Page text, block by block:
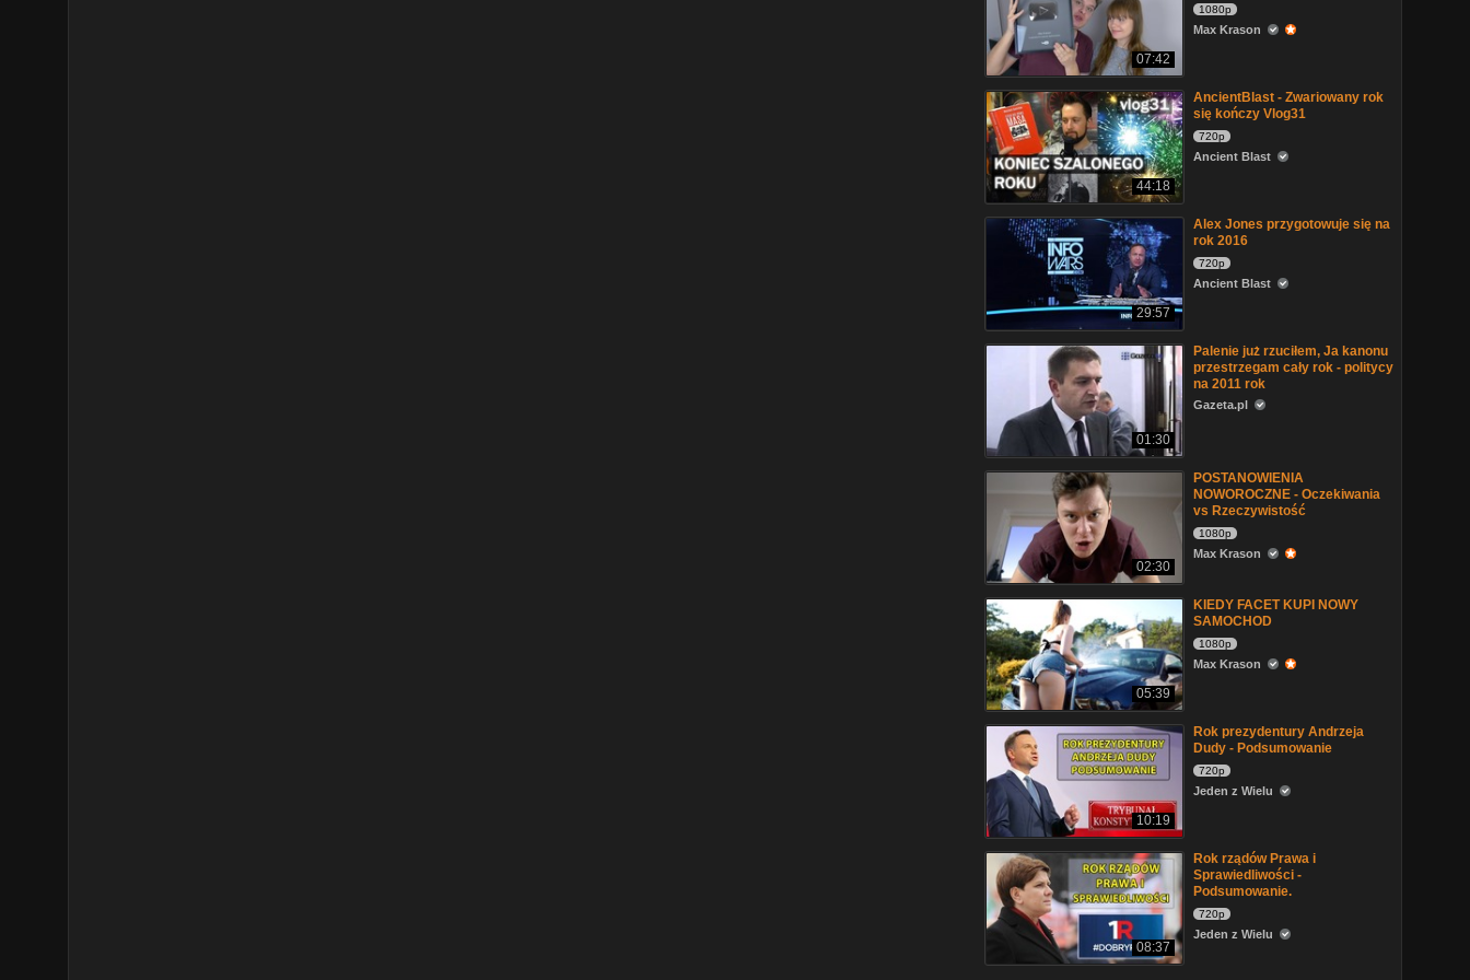
07:42
1080p
Max Krason
44:18
AncientBlast - Zwariowany rok
się kończy Vlog31
720p
Ancient Blast
29:57
Alex Jones przygotowuje się na
rok 2016
720p
Ancient Blast
01:30
Palenie już rzuciłem, Ja kanonu
przestrzegam cały rok - politycy
na 2011 rok
Gazeta.pl
02:30
POSTANOWIENIA
NOWOROCZNE - Oczekiwania
vs Rzeczywistość
1080p
Max Krason
05:39
KIEDY FACET KUPI NOWY
SAMOCHOD
1080p
Max Krason
10:19
Rok prezydentury Andrzeja
Dudy - Podsumowanie
720p
Jeden z Wielu
08:37
Rok rządów Prawa i
Sprawiedliwości -
Podsumowanie.
720p
Jeden z Wielu